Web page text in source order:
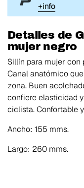
+info
Detalles de
mujer negro
Sillín para mujer
Canal anatómico
zona. Buen
confiere elasticidad
ciclista. Confortable
Ancho: 155 mms.
Largo: 260 mms.